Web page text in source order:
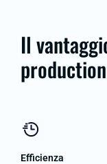
Il
production
Efficienza